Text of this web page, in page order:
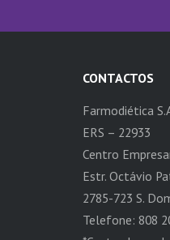
CONTACTOS
Farmodiética
ERS – 22933
Centro
Estr. Octávio
2785-723 S.
Telefone: 808